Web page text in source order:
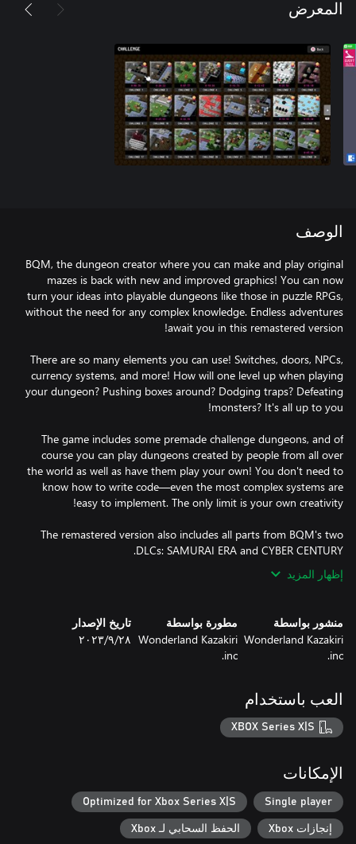
المعرض
الوصف
BQM, the dungeon creator where you can make and play original
mazes is back with new and improved graphics! You can now
turn your ideas into playable dungeons like those in puzzle RPGs,
without the need for any complex knowledge. Endless adventures
There are so many elements you can use! Switches, doors, NPCs,
currency systems, and more! How will one level up when playing
your dungeon? Pushing boxes around? Dodging traps? Defeating
The game includes some premade challenge dungeons, and of
course you can play dungeons created by people from all over
the world as well as have them play your own! You don't need to
know how to write code—even the most complex systems are
The remastered version also includes all parts from BQM's two
DLCs: SAMURAI ERA and CYBER CENTURY.
إظهار المزيد
منشور بواسطة
Wonderland Kazakiri
inc.
مطورة بواسطة
Wonderland Kazakiri
inc.
تاريخ الإصدار
٢٨‏/٩‏/٢٠٢٣
العب باستخدام
XBOX Series X|S
الإمكانات
Single player
Optimized for Xbox Series X|S
إنجازات Xbox الحفظ السحابي لـ Xbox